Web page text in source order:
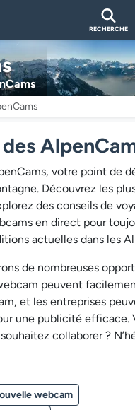
RECHERCHE
votre point de
Découvrez les
des conseils de
en direct pour
actuelles dans les
de nombreuses
peuvent
et les entreprises
une publicité efficace.
collaborer ?
webcam